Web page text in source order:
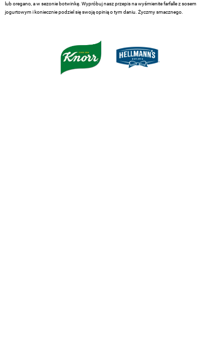
lub oregano, a w sezonie botwinkę. Wypróbuj nasz przepis na wyśmienite farfalle z sosem
jogurtowym i koniecznie podziel się swoją opinią o tym daniu. Życzmy smacznego.